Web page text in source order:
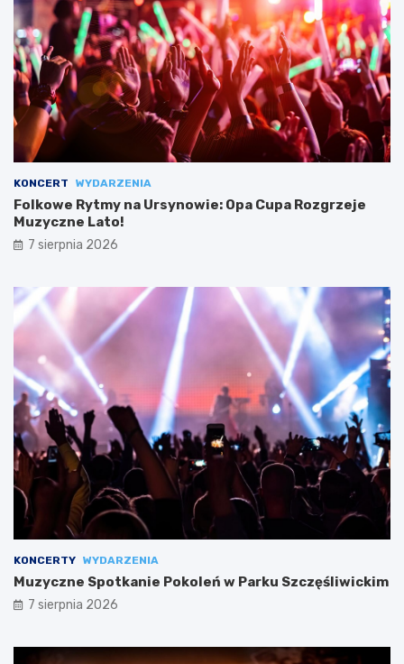
KONCERT WYDARZENIA
Folkowe Rytmy na Ursynowie: Opa Cupa Rozgrzeje
Muzyczne Lato!
7 sierpnia 2026
KONCERTY WYDARZENIA
Muzyczne Spotkanie Pokoleń w Parku Szczęśliwickim
7 sierpnia 2026